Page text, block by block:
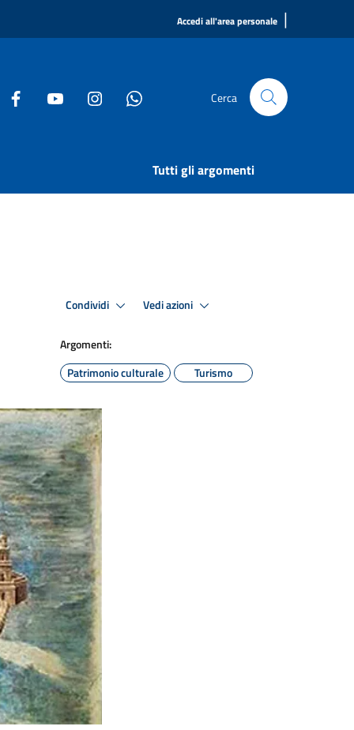
Accedi all'area personale |
Cerca
Tutti gli argomenti
Condividi Vedi azioni
Argomenti:
Patrimonio culturale
Turismo